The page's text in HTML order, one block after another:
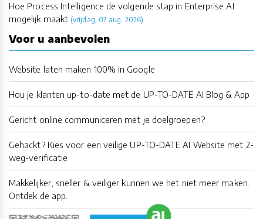
Hoe Process Intelligence de volgende stap in Enterprise AI
mogelijk maakt (vrijdag, 07 aug. 2026)
Voor u aanbevolen
Website laten maken 100% in Google
Hou je klanten up-to-date met de UP-TO-DATE AI Blog & App
Gericht online communiceren met je doelgroepen?
Gehackt? Kies voor een veilige UP-TO-DATE AI Website met 2-
weg-verificatie
Makkelijker, sneller & veiliger kunnen we het niet meer maken.
Ontdek de app.